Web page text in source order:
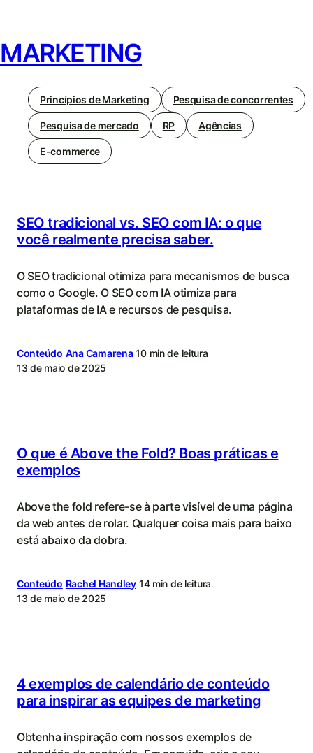
MARKETING
Princípios de Marketing Pesquisa de concorrentes
Pesquisa de mercado RP Agências
E-commerce
SEO tradicional vs. SEO com IA: o que
você realmente precisa saber.
O SEO tradicional otimiza para mecanismos de busca
como o Google. O SEO com IA otimiza para
plataformas de IA e recursos de pesquisa.
Conteúdo Ana Camarena 10 min de leitura
13 de maio de 2025
O que é Above the Fold? Boas práticas e
exemplos
Above the fold refere-se à parte visível de uma página
da web antes de rolar. Qualquer coisa mais para baixo
está abaixo da dobra.
Conteúdo Rachel Handley 14 min de leitura
13 de maio de 2025
4 exemplos de calendário de conteúdo
para inspirar as equipes de marketing
Obtenha inspiração com nossos exemplos de